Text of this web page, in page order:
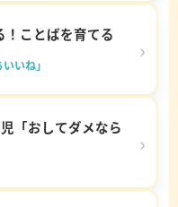
ことばを育てる
いね」
›
「おしてダメなら
›